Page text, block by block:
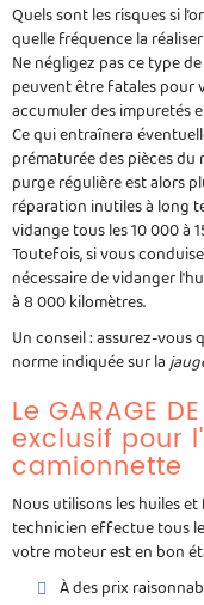
Quels sont les risques si
quelle fréquence la
Ne négligez pas ce type
peuvent être fatales pour
accumuler des impuretés
Ce qui entraînera
prématurée des pièces
purge régulière est alors
réparation inutiles à long
vidange tous les 10 000 à
Toutefois, si vous
nécessaire de vidanger
à 8 000 kilomètres.
Un conseil : assurez-vous
norme indiquée sur la
Le GARAGE
exclusif pour
camionnette
Nous utilisons les huiles
technicien effectue tous
votre moteur est en bon
À des prix